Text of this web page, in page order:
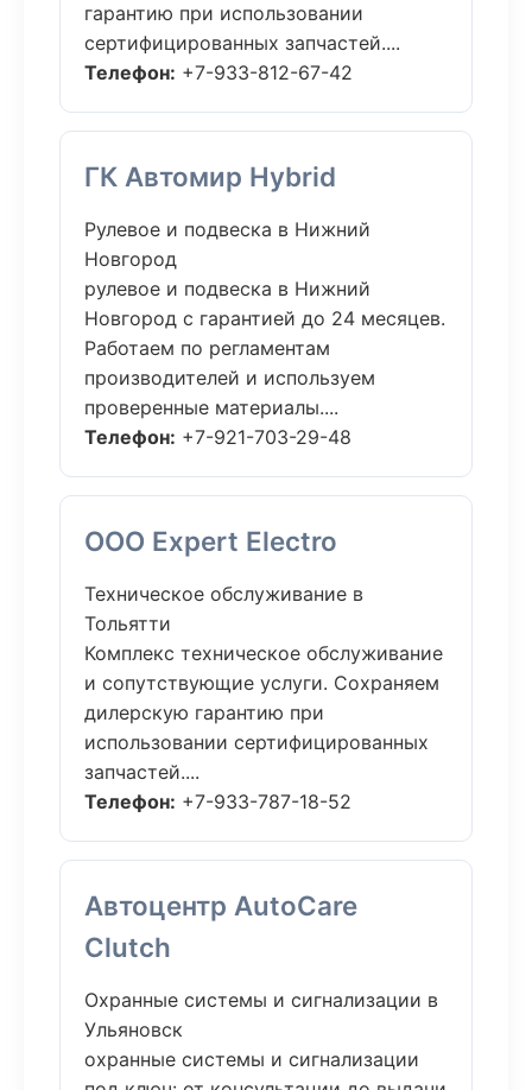
гарантию при использовании
сертифицированных запчастей....
Телефон: +7-933-812-67-42
ГК Автомир Hybrid
Рулевое и подвеска в Нижний
Новгород
рулевое и подвеска в Нижний
Новгород с гарантией до 24 месяцев.
Работаем по регламентам
производителей и используем
проверенные материалы....
Телефон: +7-921-703-29-48
ООО Expert Electro
Техническое обслуживание в
Тольятти
Комплекс техническое обслуживание
и сопутствующие услуги. Сохраняем
дилерскую гарантию при
использовании сертифицированных
запчастей....
Телефон: +7-933-787-18-52
Автоцентр AutoCare
Clutch
Охранные системы и сигнализации в
Ульяновск
охранные системы и сигнализации